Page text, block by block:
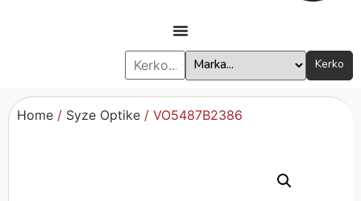
Kerko
Home / Syze Optike / VO5487B2386